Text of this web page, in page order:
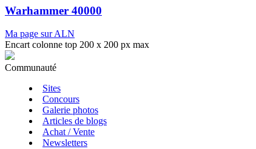
Warhammer 40000
Ma page sur ALN
Encart colonne top 200 x 200 px max
Communauté
Sites
Concours
Galerie photos
Articles de blogs
Achat / Vente
Newsletters